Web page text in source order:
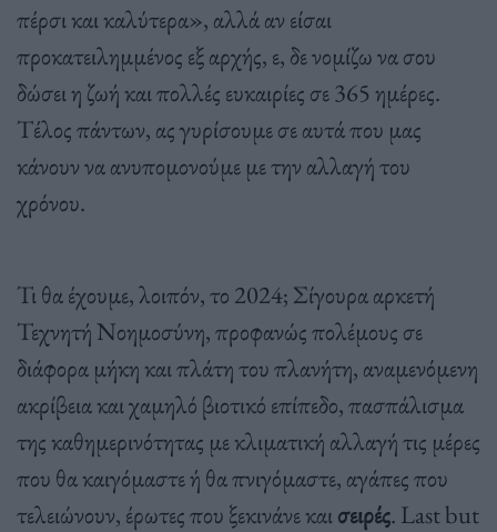
πέρσι και καλύτερα», αλλά αν είσαι
προκατειλημμένος εξ αρχής, ε, δε νομίζω να σου
δώσει η ζωή και πολλές ευκαιρίες σε 365 ημέρες.
Τέλος πάντων, ας γυρίσουμε σε αυτά που μας
κάνουν να ανυπομονούμε με την αλλαγή του
χρόνου.
Τι θα έχουμε, λοιπόν, το 2024; Σίγουρα αρκετή
Τεχνητή Νοημοσύνη, προφανώς πολέμους σε
διάφορα μήκη και πλάτη του πλανήτη, αναμενόμενη
ακρίβεια και χαμηλό βιοτικό επίπεδο, πασπάλισμα
της καθημερινότητας με κλιματική αλλαγή τις μέρες
που θα καιγόμαστε ή θα πνιγόμαστε, αγάπες που
τελειώνουν, έρωτες που ξεκινάνε καισειρές. Last but